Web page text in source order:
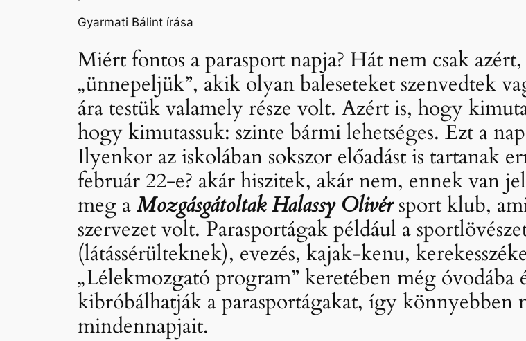
Gyarmati Bálint írása
Miért fontos a parasport napja? Hát nem csak
„ünnepeljük”, akik olyan baleseteket szenvedtek
ára testük valamely része volt. Azért is, hogy
hogy kimutassuk: szinte bármi lehetséges. Ezt a
Ilyenkor az iskolában sokszor előadást is tartanak
február 22-e? akár hiszitek, akár nem, ennek van
meg a Mozgásgátoltak Halassy Olivérsport klub,
szervezet volt. Parasportágak például a
(látássérülteknek), evezés, kajak-kenu,
„Lélekmozgató program” keretében még óvodába
kibróbálhatják a parasportágakat, így könnyebben
mindennapjait.